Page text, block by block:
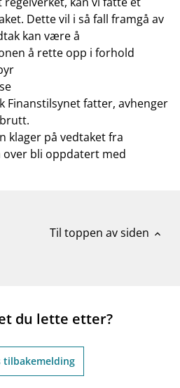
Dette vil i så fall framgå av
kan være å
å rette opp i forhold
Finanstilsynet fatter, avhenger
klager på vedtaket fra
over bli oppdatert med
Til toppen av siden expand_less
du lette etter?
tilbakemelding